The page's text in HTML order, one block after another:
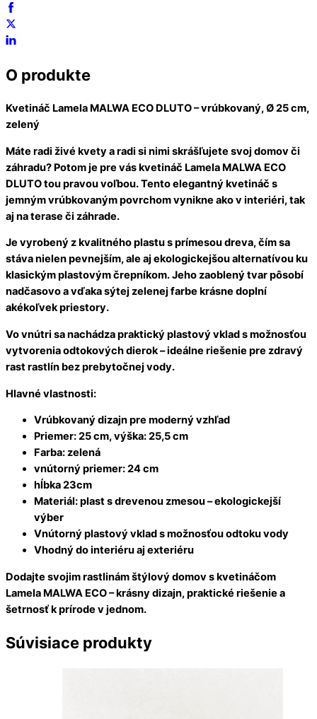
O produkte
Kvetináč Lamela MALWA ECO DLUTO – vrúbkovaný, Ø 25 cm,
zelený
Máte radi živé kvety a radi si nimi skrášľujete svoj domov či
záhradu? Potom je pre vás kvetináč Lamela MALWA ECO
DLUTO tou pravou voľbou. Tento elegantný kvetináč s
jemným vrúbkovaným povrchom vynikne ako v interiéri, tak
aj na terase či záhrade.
Je vyrobený z kvalitného plastu s prímesou dreva, čím sa
stáva nielen pevnejším, ale aj ekologickejšou alternatívou ku
klasickým plastovým črepníkom. Jeho zaoblený tvar pôsobí
nadčasovo a vďaka sýtej zelenej farbe krásne doplní
akékoľvek priestory.
Vo vnútri sa nachádza praktický plastový vklad s možnosťou
vytvorenia odtokových dierok – ideálne riešenie pre zdravý
rast rastlín bez prebytočnej vody.
Hlavné vlastnosti:
Vrúbkovaný dizajn pre moderný vzhľad
Priemer: 25 cm, výška: 25,5 cm
Farba: zelená
vnútorný priemer: 24 cm
hĺbka 23cm
Materiál: plast s drevenou zmesou – ekologickejší
výber
Vnútorný plastový vklad s možnosťou odtoku vody
Vhodný do interiéru aj exteriéru
Dodajte svojim rastlinám štýlový domov s kvetináčom
Lamela MALWA ECO – krásny dizajn, praktické riešenie a
šetrnosť k prírode v jednom.
Súvisiace produkty